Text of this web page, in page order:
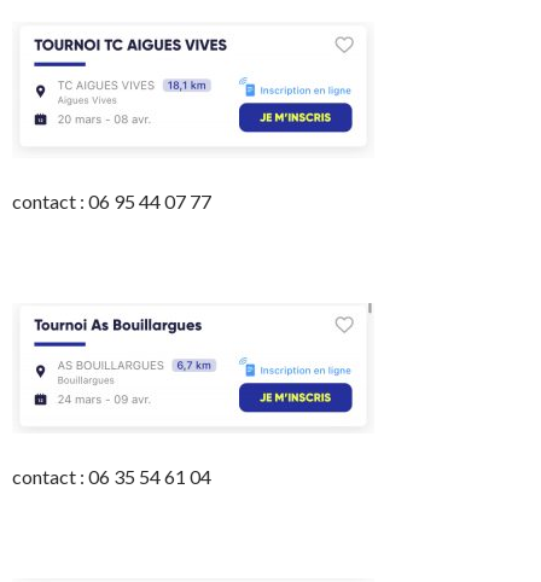
contact : 06 95 44 07 77
contact : 06 35 54 61 04